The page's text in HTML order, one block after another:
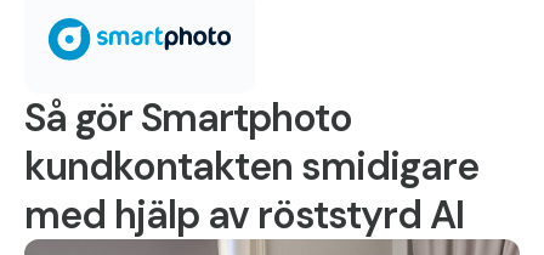
Så gör Smartphoto
kundkontakten smidigare
med hjälp av röststyrd AI